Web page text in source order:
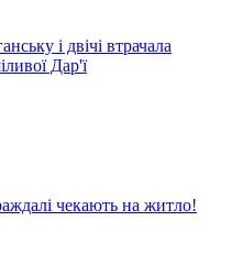
і двічі втрачала
Дар'ї
чекають на житло!